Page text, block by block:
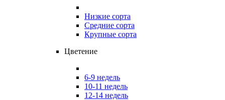
Низкие сорта
Средние сорта
Крупные сорта
Цветение
6-9 недель
10-11 недель
12-14 недель